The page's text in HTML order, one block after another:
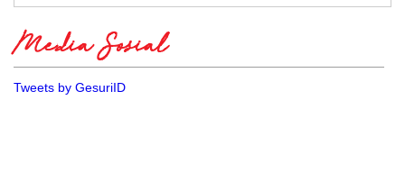
Media Sosial
Tweets by GesuriID